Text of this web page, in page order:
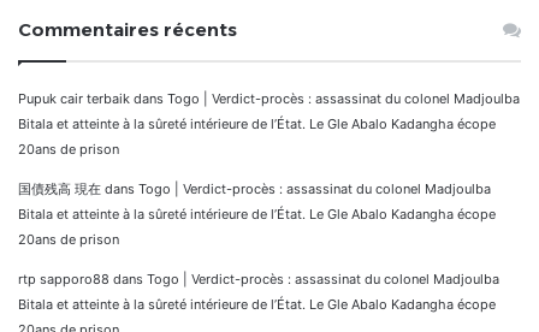
Commentaires récents
Pupuk cair terbaik dans Togo | Verdict-procès : assassinat du colonel Madjoulba
Bitala et atteinte à la sûreté intérieure de l’État. Le Gle Abalo Kadangha écope
20ans de prison
国債残高 現在 dans Togo | Verdict-procès : assassinat du colonel Madjoulba
Bitala et atteinte à la sûreté intérieure de l’État. Le Gle Abalo Kadangha écope
20ans de prison
rtp sapporo88 dans Togo | Verdict-procès : assassinat du colonel Madjoulba
Bitala et atteinte à la sûreté intérieure de l’État. Le Gle Abalo Kadangha écope